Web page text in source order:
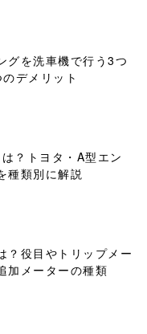
グを洗車機で行う3つ
デメリット
？トヨタ・A型エン
種類別に解説
？役目やトリップメー
加メーターの種類